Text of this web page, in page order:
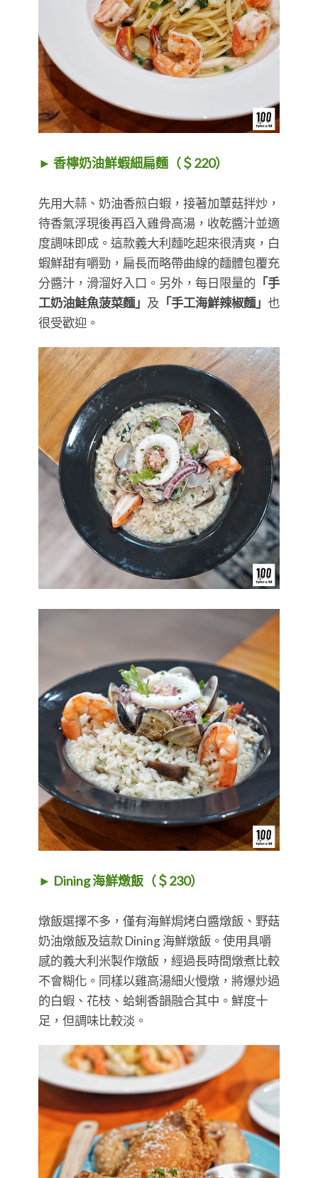
► 香檸奶油鮮蝦細扁麵（＄220）
先用大蒜、奶油香煎白蝦，接著加蕈菇拌炒，
待香氣浮現後再舀入雞骨高湯，收乾醬汁並適
度調味即成。這款義大利麵吃起來很清爽，白
蝦鮮甜有嚼勁，扁長而略帶曲線的麵體包覆充
分醬汁，滑溜好入口。另外，每日限量的 「手
工奶油鮭魚菠菜麵」 及 「手工海鮮辣椒麵」 也
很受歡迎。
► Dining 海鮮燉飯（＄230）
燉飯選擇不多，僅有海鮮焗烤白醬燉飯、野菇
奶油燉飯及這款 Dining 海鮮燉飯。使用具嚼
感的義大利米製作燉飯，經過長時間燉煮比較
不會糊化。同樣以雞高湯細火慢燉，將爆炒過
的白蝦、花枝、蛤蜊香韻融合其中。鮮度十
足，但調味比較淡。